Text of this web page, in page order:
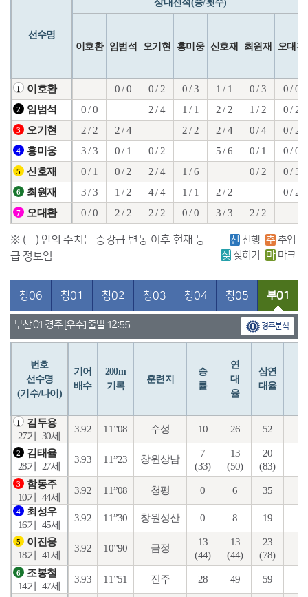
선수명
상대전적(승/횟수)
이호환 임범석 오기현 홍미웅 신호재 최원재 오대환
1 이호환 0 / 0 0 / 2 0 / 3 1 / 1 0 / 3 0 / 0
2 임범석 0 / 0 2 / 4 1 / 1 2 / 2 1 / 2 0 / 2
3 오기현 2 / 2 2 / 4 2 / 2 2 / 4 0 / 4 0 / 2
4 홍미웅 3 / 3 0 / 1 0 / 2 5 / 6 0 / 1 0 / 0
5 신호재 0 / 1 0 / 2 2 / 4 1 / 6 0 / 2 0 / 3
6 최원재 3 / 3 1 / 2 4 / 4 1 / 1 2 / 2 0 / 2
7 오대환 0 / 0 2 / 2 2 / 2 0 / 0 3 / 3 2 / 2
※ ( ) 안의 수치는 승강급 변동 이후 현재 등
급 정보임.
선 선행 추 추입
젖 젖히기 마 마크
창06 창01 창02 창03 창04 창05 부01
부산 01 경주 [우수] 출발 12:55 경주분석
번호
선수명
(기수/나이)
기어
배수
200m
기록
훈련지
승
률
연
대
율
삼연
대율
1
김두용
27기
30세
3.92 11”08 수성 10 26 52
2
김태율
28기
27세
3.93 11”23 창원상남
7
(33)
13
(50)
20
(83)
3
함동주
10기
44세
3.92 11”08 청평 0 6 35
4
최성우
16기
45세
3.92 11”30 창원성산 0 8 19
5
이진웅
18기
41세
3.92 10”90 금정
13
(44)
13
(44)
23
(78)
6
조봉철
14기
47세
3.93 11”51 진주 28 49 59